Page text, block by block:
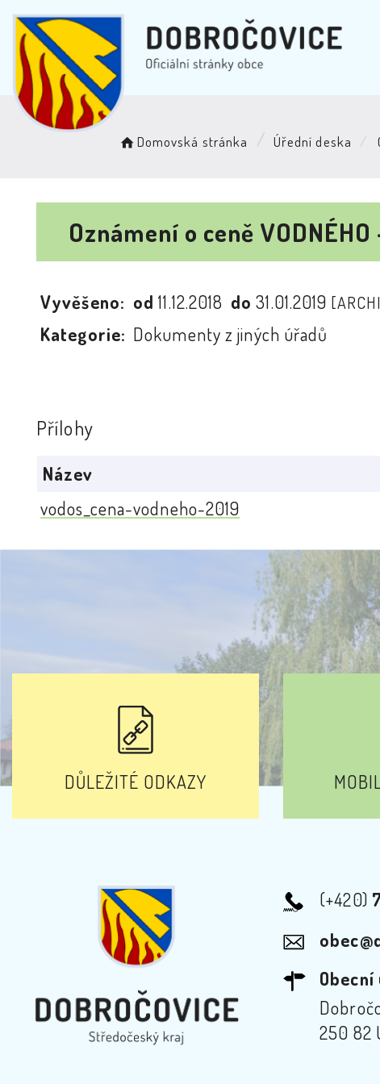
Domovská stránka Úřední deska
Oznámení o ceně VODNÉHO
Vyvěšeno: od11.12.2018 do31.01.2019
Kategorie: Dokumenty z jiných úřadů
Přílohy
Název
vodos_cena-vodneho-2019
DŮLEŽITÉ ODKAZY
(+420)
250 82